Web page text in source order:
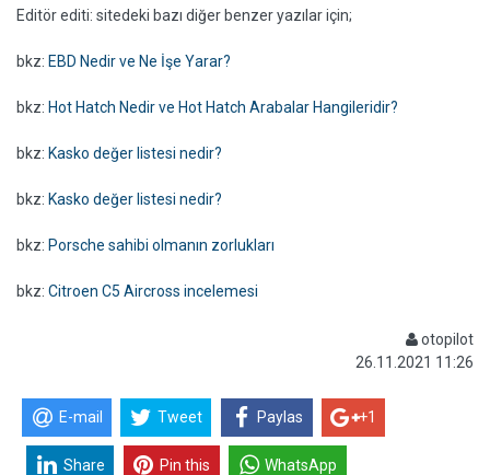
Editör editi: sitedeki bazı diğer benzer yazılar için;
bkz: EBD Nedir ve Ne İşe Yarar?
bkz: Hot Hatch Nedir ve Hot Hatch Arabalar Hangileridir?
bkz: Kasko değer listesi nedir?
bkz: Kasko değer listesi nedir?
bkz: Porsche sahibi olmanın zorlukları
bkz: Citroen C5 Aircross incelemesi
otopilot
26.11.2021 11:26
E-mail Tweet Paylas +1
Share Pin this WhatsApp